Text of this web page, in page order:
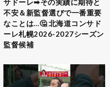
サドーレ➡︎その実績に期待と
不安＆新監督選びで一番重要
なことは…🤔 北海道コンサド
ーレ札幌2026-2027シーズン
監督候補